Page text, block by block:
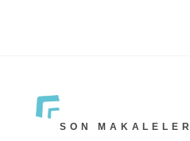
SON MAKALELER